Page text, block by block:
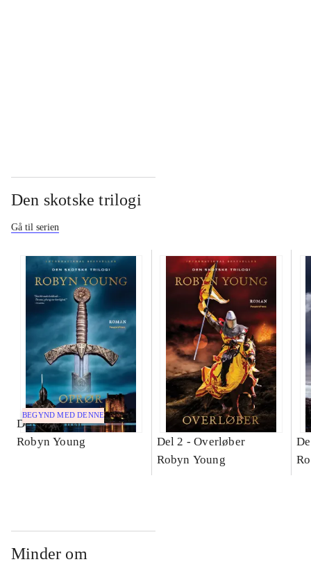
Den skotske trilogi
Gå til serien
BEGYND MED DENNE
Del 1 -Oprør
Robyn Young
Del 2 -Overløber
Robyn Young
Minder om